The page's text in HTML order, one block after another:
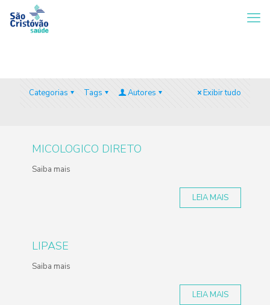
Categorias Tags Autores Exibir tudo
MICOLOGICO DIRETO
Saiba mais
LEIA MAIS
LIPASE
Saiba mais
LEIA MAIS